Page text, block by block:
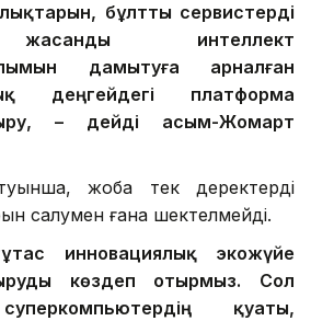
бұлтты сервистерді
интеллект
дамытуға арналған
деңгейдегі платформа
– дейді Қасым-Жомарт
жоба тек деректерді
салумен ғана шектелмейді.
инновациялық экожүйе
көздеп отырмыз. Сол
қуаты,